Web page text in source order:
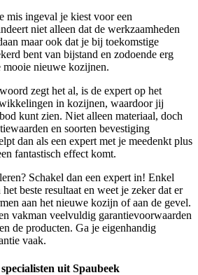
mis ingeval je kiest voor een
niet alleen dat de werkzaamheden
maar ook dat je bij toekomstige
bent van bijstand en zodoende erg
mooie nieuwe kozijnen.
zegt het al, is de expert op het
in kozijnen, waardoor jij
kunt zien. Niet alleen materiaal, doch
en soorten bevestiging
dan als een expert met je meedenkt plus
fantastisch effect komt.
Schakel dan een expert in! Enkel
beste resultaat en weet je zeker dat er
aan het nieuwe kozijn of aan de gevel.
vakman veelvuldig garantievoorwaarden
de producten. Ga je eigenhandig
vaak.
uit Spaubeek